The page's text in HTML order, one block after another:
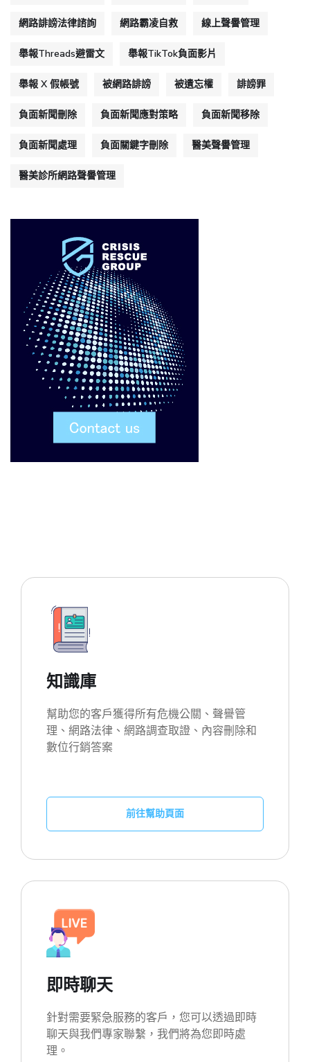
網路誹謗法律諮詢 網路霸凌自救 線上聲譽管理
舉報Threads避雷文 舉報TikTok負面影片
舉報 X 假帳號 被網路誹謗 被遺忘權 誹謗罪
負面新聞刪除 負面新聞應對策略 負面新聞移除
負面新聞處理 負面關鍵字刪除 醫美聲譽管理
醫美診所網路聲譽管理
知識庫
幫助您的客戶獲得所有危機公關、聲譽管
理、網路法律、網路調查取證、內容刪除和
數位行銷答案
前往幫助頁面
即時聊天
針對需要緊急服務的客戶，您可以透過即時
聊天與我們專家聯繫，我們將為您即時處
理。